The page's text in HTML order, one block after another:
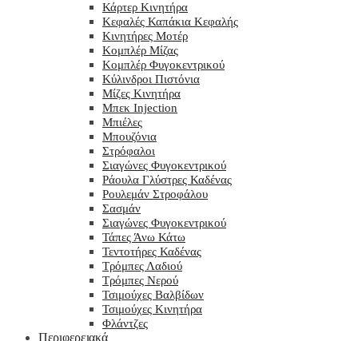
Κάρτερ Κινητήρα
Κεφαλές Καπάκια Κεφαλής
Κινητήρες Μοτέρ
Κομπλέρ Μίζας
Κομπλέρ Φυγοκεντρικού
Κύλινδροι Πιστόνια
Μίζες Κινητήρα
Μπεκ Injection
Μπιέλες
Μπουζόνια
Στρόφαλοι
Σιαγώνες Φυγοκεντρικού
Ράουλα Γλύστρες Καδένας
Ρουλεμάν Στροφάλου
Σασμάν
Σιαγώνες Φυγοκεντρικού
Τάπες Άνω Κάτω
Τεντοτήρες Καδένας
Τρόμπες Λαδιού
Τρόμπες Νερού
Τσιμούχες Βαλβίδων
Τσιμούχες Κινητήρα
Φλάντζες
Περιφερειακά